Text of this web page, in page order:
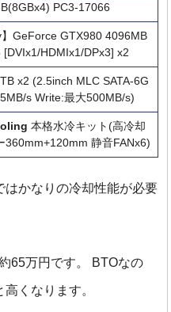
PC3-17066
】GeForce GTX980 4096MB
HDMIx1/DPx3] x2
x2 (2.5inch MLC SATA-6G
s Write:最大500MB/s)
本格水冷キット(高冷却
360mm+120mm 静音FANx6)
はかなりの冷却性能が必要
65万円です。 BTOなの
くなります。